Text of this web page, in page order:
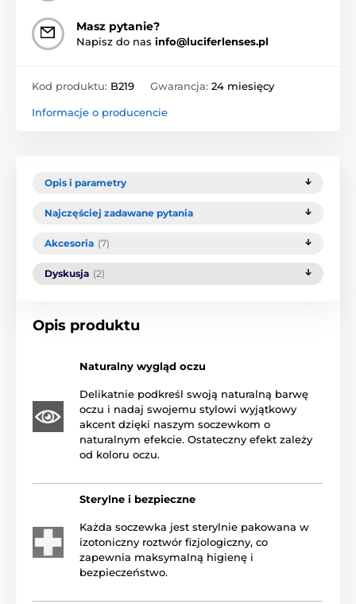
Masz pytanie?
Napisz do nas info@luciferlenses.pl
Kod produktu: B219 Gwarancja: 24 miesięcy
Informacje o producencie
Opis i parametry
Najczęściej zadawane pytania
Akcesoria (7)
Dyskusja (2)
Opis produktu
Naturalny wygląd oczu
Delikatnie podkreśl swoją naturalną barwę
oczu i nadaj swojemu stylowi wyjątkowy
akcent dzięki naszym soczewkom o
naturalnym efekcie. Ostateczny efekt zależy
od koloru oczu.
Sterylne i bezpieczne
Każda soczewka jest sterylnie pakowana w
izotoniczny roztwór fizjologiczny, co
zapewnia maksymalną higienę i
bezpieczeństwo.